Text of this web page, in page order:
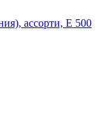
ассорти, E 500